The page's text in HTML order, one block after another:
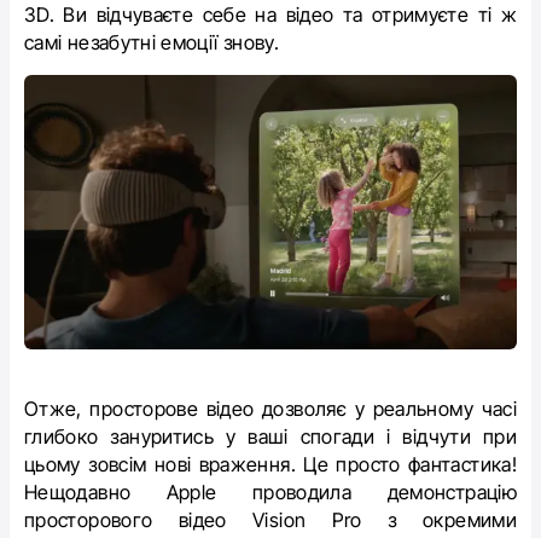
3D. Ви відчуваєте себе на відео та отримуєте ті ж
самі незабутні емоції знову.
Отже, просторове відео дозволяє у реальному часі
глибоко зануритись у ваші спогади і відчути при
цьому зовсім нові враження. Це просто фантастика!
Нещодавно Apple проводила демонстрацію
просторового відео Vision Pro з окремими